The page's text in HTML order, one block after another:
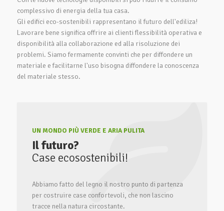
complessivo di energia della tua casa.
Gli edifici eco-sostenibili rappresentano il futuro dell'ediliza!
Lavorare bene significa offrire ai clienti flessibilità operativa e
disponibilità alla collaborazione ed alla risoluzione dei
problemi. Siamo fermamente convinti che per diffondere un
materiale e facilitarne l'uso bisogna diffondere la conoscenza
del materiale stesso.
UN MONDO PIÙ VERDE E ARIA PULITA
Il futuro?
Case ecosostenibili!
Abbiamo fatto del legno il nostro punto di partenza
per costruire case confortevoli, che non lascino
tracce nella natura circostante.